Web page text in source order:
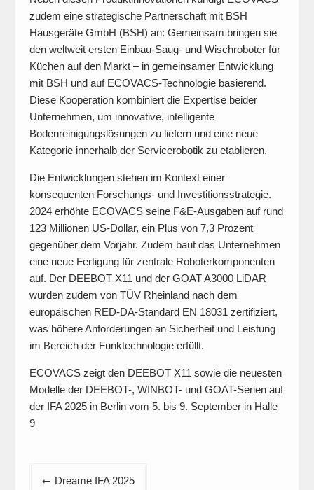
zudem eine strategische Partnerschaft mit BSH
Hausgeräte GmbH (BSH) an: Gemeinsam bringen sie
den weltweit ersten Einbau-Saug- und Wischroboter für
Küchen auf den Markt – in gemeinsamer Entwicklung
mit BSH und auf ECOVACS-Technologie basierend.
Diese Kooperation kombiniert die Expertise beider
Unternehmen, um innovative, intelligente
Bodenreinigungslösungen zu liefern und eine neue
Kategorie innerhalb der Servicerobotik zu etablieren.
Die Entwicklungen stehen im Kontext einer
konsequenten Forschungs- und Investitionsstrategie.
2024 erhöhte ECOVACS seine F&E-Ausgaben auf rund
123 Millionen US-Dollar, ein Plus von 7,3 Prozent
gegenüber dem Vorjahr. Zudem baut das Unternehmen
eine neue Fertigung für zentrale Roboterkomponenten
auf. Der DEEBOT X11 und der GOAT A3000 LiDAR
wurden zudem von TÜV Rheinland nach dem
europäischen RED-DA-Standard EN 18031 zertifiziert,
was höhere Anforderungen an Sicherheit und Leistung
im Bereich der Funktechnologie erfüllt.
ECOVACS zeigt den DEEBOT X11 sowie die neuesten
Modelle der DEEBOT-, WINBOT- und GOAT-Serien auf
der IFA 2025 in Berlin vom 5. bis 9. September in Halle
9
Beitragsnavigation
Dreame IFA 2025